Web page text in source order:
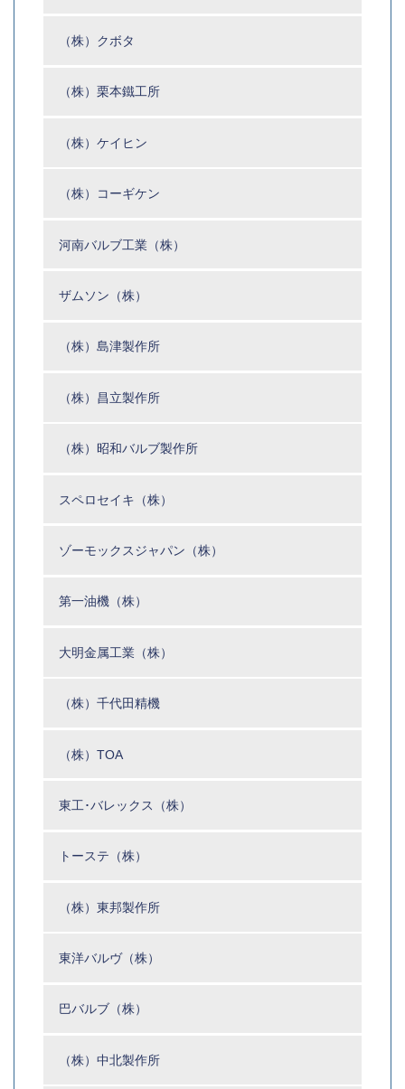
（株）クボタ
（株）栗本鐵工所
（株）ケイヒン
（株）コーギケン
河南バルブ工業（株）
ザムソン（株）
（株）島津製作所
（株）昌立製作所
（株）昭和バルブ製作所
スペロセイキ（株）
ゾーモックスジャパン（株）
第一油機（株）
大明金属工業（株）
（株）千代田精機
（株）TOA
東工･バレックス（株）
トーステ（株）
（株）東邦製作所
東洋バルヴ（株）
巴バルブ（株）
（株）中北製作所